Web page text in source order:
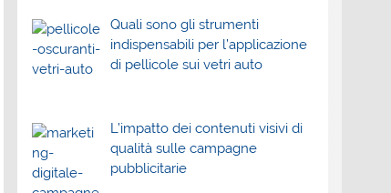
Quali sono gli strumenti
indispensabili per l’applicazione
di pellicole sui vetri auto
L’impatto dei contenuti visivi di
qualità sulle campagne
pubblicitarie